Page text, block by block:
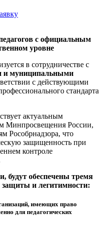
с официальным
уровне
в сотрудничестве с
и муниципальными
с действующими
стандарта
актуальным
Минпросвещения России,
Рособрнадзора, что
защищенность при
контроле
будут обеспечены тремя
и легитимности:
имеющих право
для педагогических